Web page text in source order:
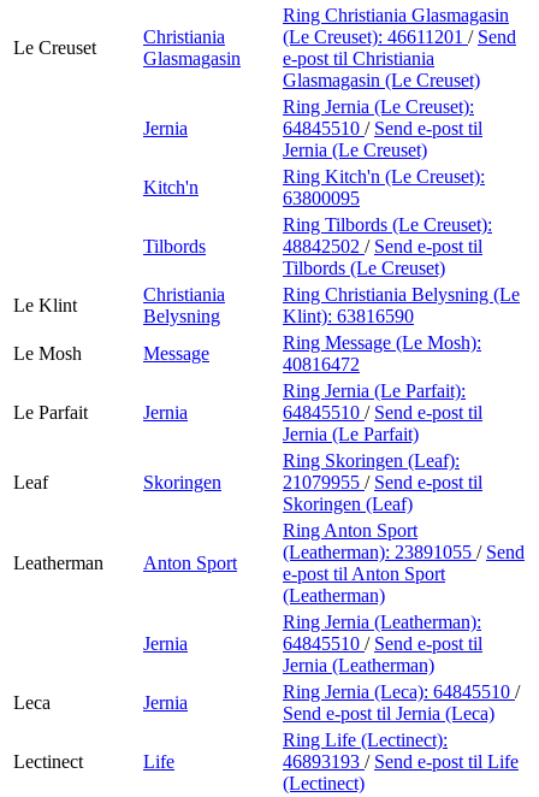
Le Creuset
Christiania
Glasmagasin
Ring Christiania Glasmagasin
(Le Creuset): 46611201 / Send
e-post til Christiania
Glasmagasin (Le Creuset)
Jernia
Ring Jernia (Le Creuset):
64845510 / Send e-post til
Jernia (Le Creuset)
Kitch'n
Ring Kitch'n (Le Creuset):
63800095
Tilbords
Ring Tilbords (Le Creuset):
48842502 / Send e-post til
Tilbords (Le Creuset)
Le Klint
Christiania
Belysning
Ring Christiania Belysning (Le
Klint): 63816590
Le Mosh
Message
Ring Message (Le Mosh):
40816472
Le Parfait Jernia
Ring Jernia (Le Parfait):
64845510 / Send e-post til
Jernia (Le Parfait)
Leaf Skoringen
Ring Skoringen (Leaf):
21079955 / Send e-post til
Skoringen (Leaf)
Leatherman Anton Sport
Ring Anton Sport
(Leatherman): 23891055 / Send
e-post til Anton Sport
(Leatherman)
Jernia
Ring Jernia (Leatherman):
64845510 / Send e-post til
Jernia (Leatherman)
Leca
Jernia
Ring Jernia (Leca): 64845510 /
Send e-post til Jernia (Leca)
Lectinect Life
Ring Life (Lectinect):
46893193 / Send e-post til Life
(Lectinect)